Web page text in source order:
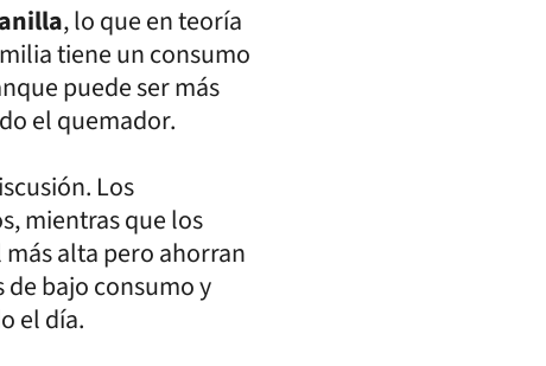
, lo que en teoría
tiene un consumo
puede ser más
el quemador.
Los
mientras que los
alta pero ahorran
bajo consumo y
el día.